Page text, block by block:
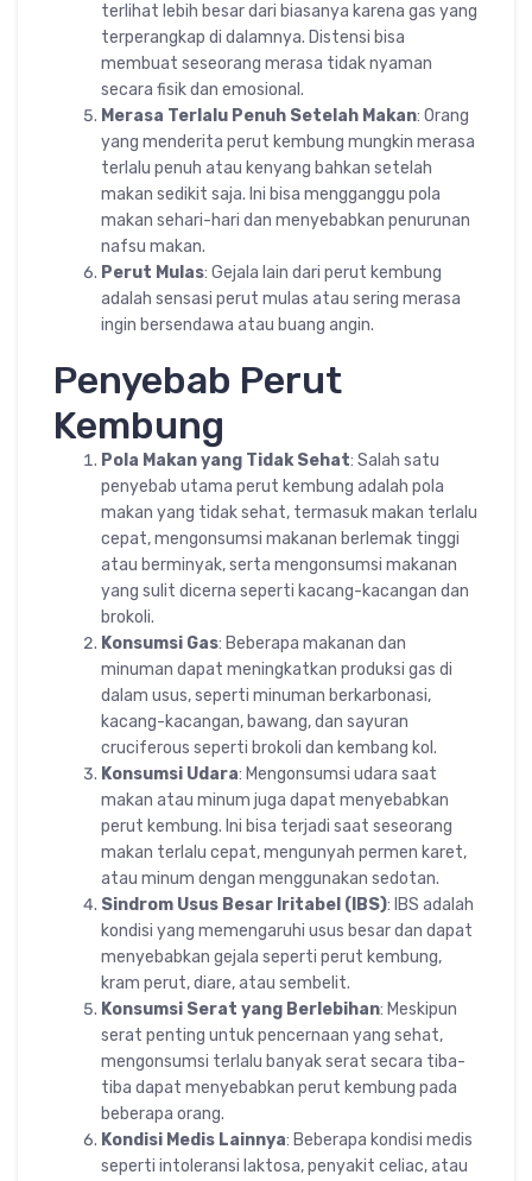
terlihat lebih besar dari biasanya karena gas yang
terperangkap di dalamnya. Distensi bisa
membuat seseorang merasa tidak nyaman
secara fisik dan emosional.
Merasa Terlalu Penuh Setelah Makan: Orang
yang menderita perut kembung mungkin merasa
terlalu penuh atau kenyang bahkan setelah
makan sedikit saja. Ini bisa mengganggu pola
makan sehari-hari dan menyebabkan penurunan
nafsu makan.
Perut Mulas: Gejala lain dari perut kembung
adalah sensasi perut mulas atau sering merasa
ingin bersendawa atau buang angin.
Penyebab Perut
Kembung
Pola Makan yang Tidak Sehat: Salah satu
penyebab utama perut kembung adalah pola
makan yang tidak sehat, termasuk makan terlalu
cepat, mengonsumsi makanan berlemak tinggi
atau berminyak, serta mengonsumsi makanan
yang sulit dicerna seperti kacang-kacangan dan
brokoli.
Konsumsi Gas: Beberapa makanan dan
minuman dapat meningkatkan produksi gas di
dalam usus, seperti minuman berkarbonasi,
kacang-kacangan, bawang, dan sayuran
cruciferous seperti brokoli dan kembang kol.
Konsumsi Udara: Mengonsumsi udara saat
makan atau minum juga dapat menyebabkan
perut kembung. Ini bisa terjadi saat seseorang
makan terlalu cepat, mengunyah permen karet,
atau minum dengan menggunakan sedotan.
Sindrom Usus Besar Iritabel (IBS): IBS adalah
kondisi yang memengaruhi usus besar dan dapat
menyebabkan gejala seperti perut kembung,
kram perut, diare, atau sembelit.
Konsumsi Serat yang Berlebihan: Meskipun
serat penting untuk pencernaan yang sehat,
mengonsumsi terlalu banyak serat secara tiba-
tiba dapat menyebabkan perut kembung pada
beberapa orang.
Kondisi Medis Lainnya: Beberapa kondisi medis
seperti intoleransi laktosa, penyakit celiac, atau